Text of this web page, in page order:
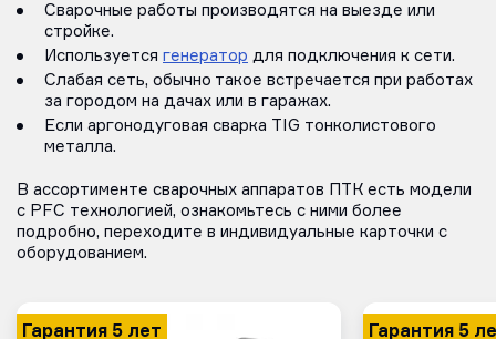
Сварочные работы производятся на выезде или
стройке.
Используется генератор для подключения к сети.
Слабая сеть, обычно такое встречается при работах
за городом на дачах или в гаражах.
Если аргонодуговая сварка TIG тонколистового
металла.
В ассортименте сварочных аппаратов ПТК есть модели
с PFC технологией, ознакомьтесь с ними более
подробно, переходите в индивидуальные карточки с
оборудованием.
Гарантия 5 лет Гарантия 5